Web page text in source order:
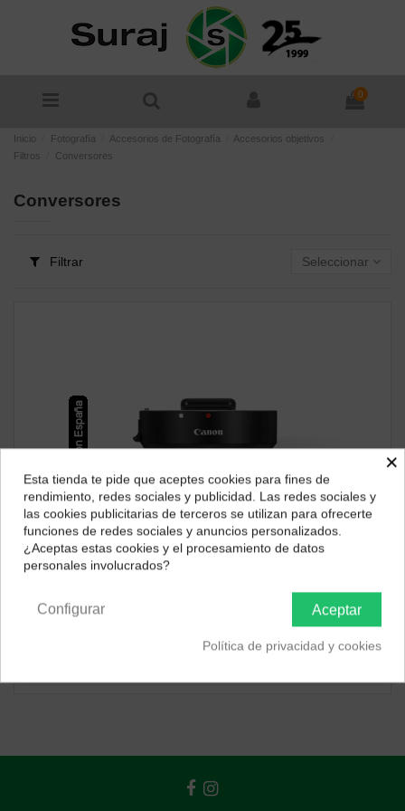
0
Inicio Fotografía Accesorios de Fotografía
Accesorios objetivos
Filtros
Conversores
Conversores
Filtrar Seleccionar
Canon Adaptador de montura EF-EOS R
¿Dónde deseas recibir tu pedido?
Selecciona tu ubicación para mostrarte los precios e
impuestos correctos para tu región.
×
Esta tienda te pide que aceptes cookies para fines de
rendimiento, redes sociales y publicidad. Las redes sociales y
las cookies publicitarias de terceros se utilizan para ofrecerte
funciones de redes sociales y anuncios personalizados.
¿Aceptas estas cookies y el procesamiento de datos
personales involucrados?
Aceptar
Configurar
Política de privacidad y cookies